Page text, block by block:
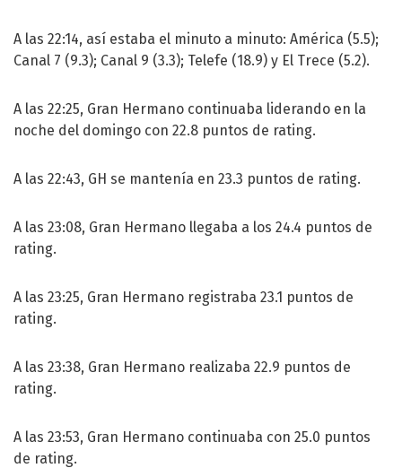
A las 22:14, así estaba el minuto a minuto: América (5.5);
Canal 7 (9.3); Canal 9 (3.3); Telefe (18.9) y El Trece (5.2).
A las 22:25, Gran Hermano continuaba liderando en la
noche del domingo con 22.8 puntos de rating.
A las 22:43, GH se mantenía en 23.3 puntos de rating.
A las 23:08, Gran Hermano llegaba a los 24.4 puntos de
rating.
A las 23:25, Gran Hermano registraba 23.1 puntos de
rating.
A las 23:38, Gran Hermano realizaba 22.9 puntos de
rating.
A las 23:53, Gran Hermano continuaba con 25.0 puntos
de rating.